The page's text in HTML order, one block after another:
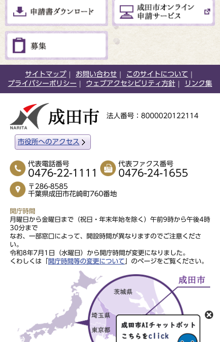
サイトマップ お問い合わせ
このサイトについて
プライバシーポリシー
ウェブアクセシビリティ方針 リンク集
法人番号：8000020122114
市役所へのアクセス
代表電話番号
0476-22-1111
代表ファクス番号
0476-24-1655
〒286-8585
千葉県成田市花崎町760番地
開庁時間
月曜日から金曜日まで（祝日・年末年始を除く）午前9時から午後4時
30分まで
なお、一部窓口によって、開設時間が異なりますのでご注意くださ
い。
令和8年7月1日（水曜日）から開庁時間が変更になりました。
くわしくは「
開庁時間等の変更について 」のページをご覧ください。